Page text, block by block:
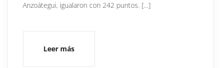
Anzoátegui, igualaron con 242 puntos. […]
Leer más